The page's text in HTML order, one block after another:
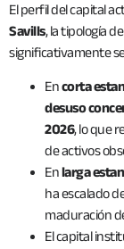
El perfil del capital
Savills, la tipología
significativamente
Encorta
desuso
2026, lo que
de activos
Enlarga
ha escalado
maduración
El capital